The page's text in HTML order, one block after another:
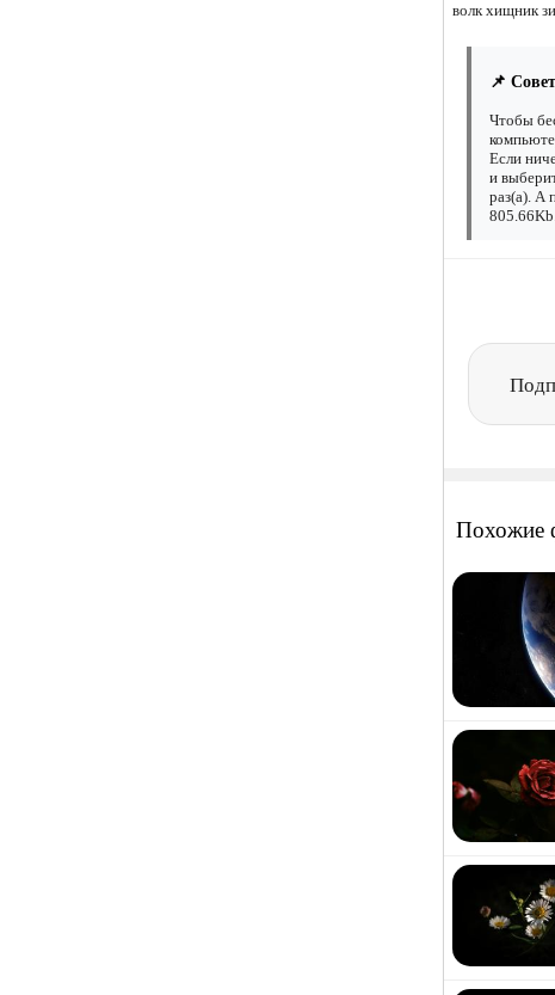
волк хищник
📌
Чтобы
Если
и
раз(а). А
Похожие